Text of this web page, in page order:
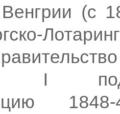
(с
I